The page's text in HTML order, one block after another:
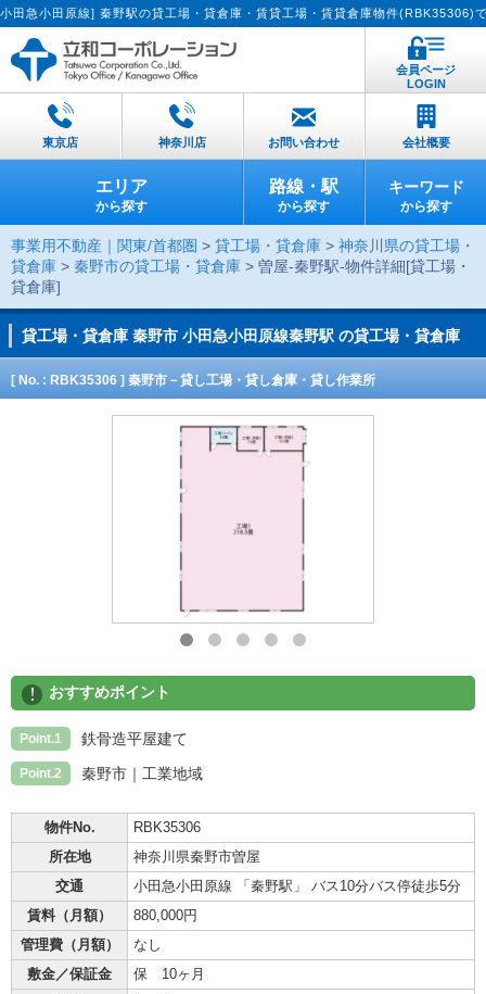
原線] 秦野駅の貸工場・貸倉庫・賃貸工場・賃貸倉庫物件(RBK35306)です。【
会員ページ
LOGIN
東京店 神奈川店 お問い合わせ 会社概要
エリア
から探す
路線・駅
から探す
キーワード
から探す
事業用不動産｜関東/首都圏 > 貸工場・貸倉庫 > 神奈川県の貸工場・
貸倉庫 > 秦野市の貸工場・貸倉庫 > 曽屋-秦野駅-物件詳細[貸工場・
貸倉庫]
貸工場・貸倉庫 秦野市 小田急小田原線秦野駅 の貸工場・貸倉庫
[ No. : RBK35306 ] 秦野市－貸し工場・貸し倉庫・貸し作業所
! おすすめポイント
Point.1 鉄骨造平屋建て
Point.2 秦野市｜工業地域
物件No.
RBK35306
所在地
神奈川県秦野市曽屋
交通
小田急小田原線 「秦野駅」 バス10分バス停徒歩5分
賃料（月額）
880,000円
管理費（月額）
なし
敷金／保証金
保 10ヶ月